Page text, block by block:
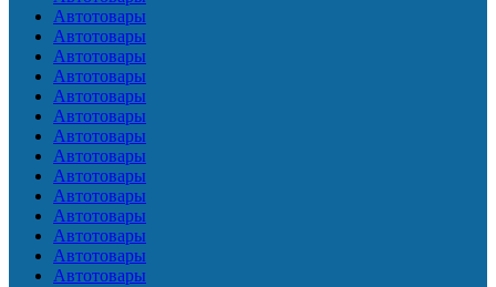
Автотовары
Автотовары
Автотовары
Автотовары
Автотовары
Автотовары
Автотовары
Автотовары
Автотовары
Автотовары
Автотовары
Автотовары
Автотовары
Автотовары